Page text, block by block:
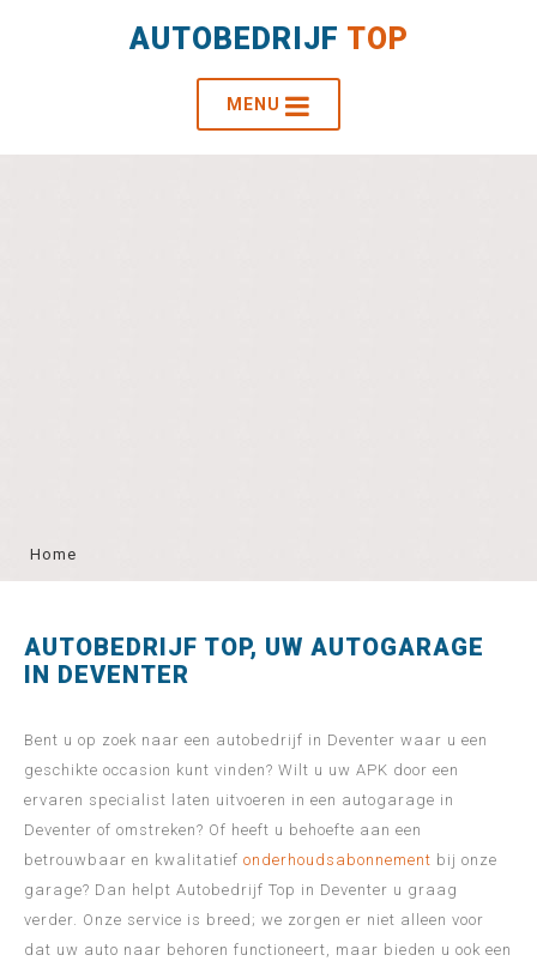
AUTOBEDRIJF TOP
MENU
Home
AUTOBEDRIJF TOP, UW AUTOGARAGE
IN DEVENTER
Bent u op zoek naar een autobedrijf in Deventer waar u een
geschikte occasion kunt vinden? Wilt u uw APK door een
ervaren specialist laten uitvoeren in een autogarage in
Deventer of omstreken? Of heeft u behoefte aan een
betrouwbaar en kwalitatief onderhoudsabonnement bij onze
garage? Dan helpt Autobedrijf Top in Deventer u graag
verder. Onze service is breed; we zorgen er niet alleen voor
dat uw auto naar behoren functioneert, maar bieden u ook een